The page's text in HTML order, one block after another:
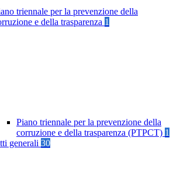
triennale per la prevenzione della
e della trasparenza 1
Piano triennale per la prevenzione della
corruzione e della trasparenza (PTPCT) 1
generali 30